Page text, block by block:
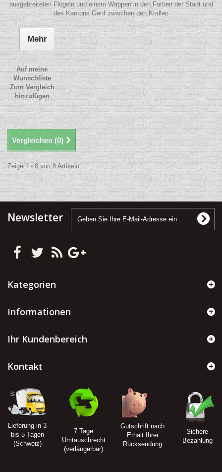
ausgebreiteten Flügeln und einem Wappen in den Farben der Stadt und
des Kantons Genf zwischen den Krallen
Mehr
Auf meine
Wunschliste
Zum Vergleich
hinzufügen
Vergleichen (0)
Zeige 1 - 8 von 8 Artikeln
Newsletter
Kategorien
Informationen
Ihr Kundenbereich
Kontakt
Lieferung in 3
bis 5 Tagen
(Schweiz)
7 Tage
Umtauschrecht
(verlängerbar)
Gutschrift nach
Erhalt Ihrer
Rücksendung
Sichere
Bezahlung